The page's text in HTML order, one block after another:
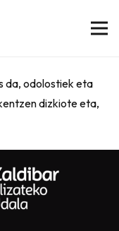
da, odolostiek eta
dizkiote eta,